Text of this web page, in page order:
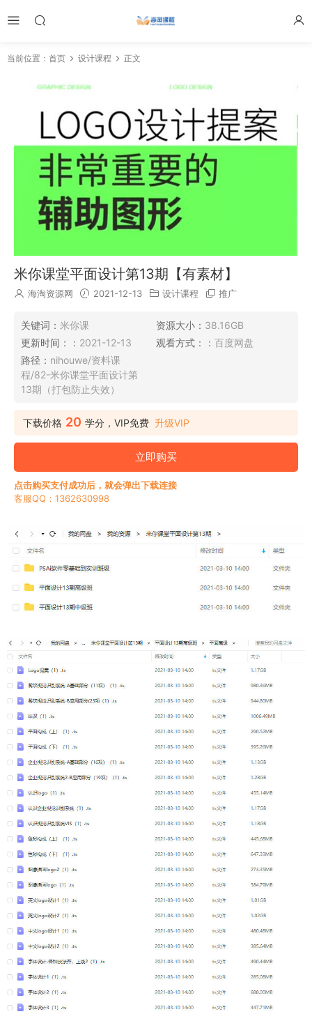
当前位置： 首页 设计课程 正文
米你课堂平面设计第13期【有素材】
海淘资源网 2021-12-13 设计课程 推广
关键词： 米你课 资源大小： 38.16GB
更新时间：： 2021-12-13 观看方式：： 百度网盘
路径： nihouwe/资料课
程/82-米你课堂平面设计第
13期（打包防止失效）
下载价格 20 学分，VIP免费 升级VIP
立即购买
点击购买支付成功后，就会弹出下载连接
客服QQ：1362630998